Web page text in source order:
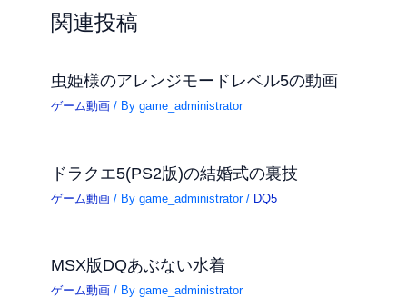
関連投稿
虫姫様のアレンジモードレベル5の動画
ゲーム動画 / Bygame_administrator
ドラクエ5(PS2版)の結婚式の裏技
ゲーム動画 / Bygame_administrator/ DQ5
MSX版DQあぶない水着
ゲーム動画 / Bygame_administrator